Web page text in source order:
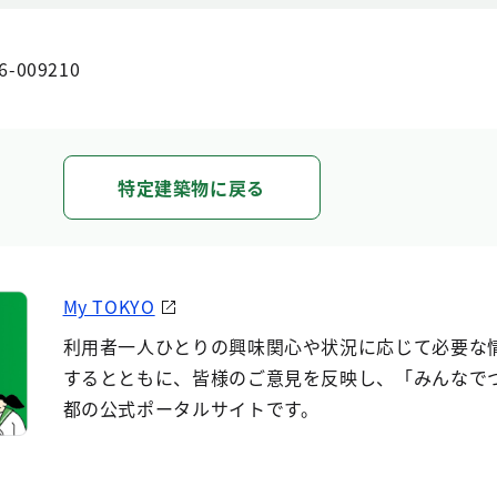
009210
特定建築物に戻る
My TOKYO
利用者一人ひとりの興味関心や状況に応じて必要な
するとともに、皆様のご意見を反映し、「みんなで
都の公式ポータルサイトです。